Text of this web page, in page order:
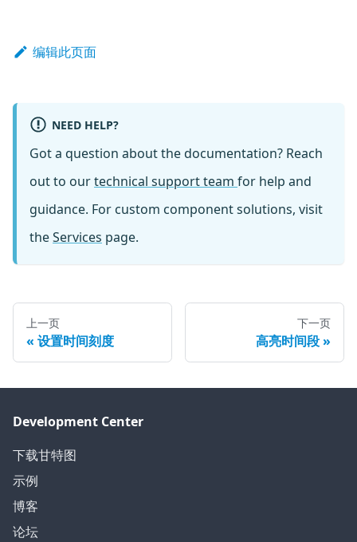
编辑此页面
NEED HELP?
Got a question about the documentation? Reach
out to ourtechnical support team for help and
guidance. For custom component solutions, visit
theServices page.
上一页
设置时间刻度
下一页
高亮时间段
Development Center
下载甘特图
示例
博客
论坛